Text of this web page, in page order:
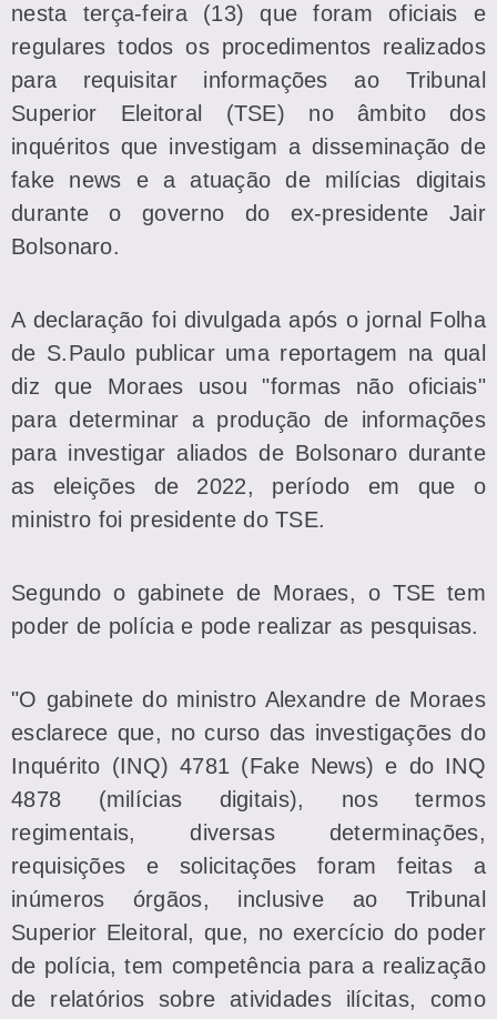
nesta terça-feira (13) que foram oficiais e
regulares todos os procedimentos realizados
para requisitar informações ao Tribunal
Superior Eleitoral (TSE) no âmbito dos
inquéritos que investigam a disseminação de
fake news e a atuação de milícias digitais
durante o governo do ex-presidente Jair
Bolsonaro.
A declaração foi divulgada após o jornal Folha
de S.Paulo publicar uma reportagem na qual
diz que Moraes usou "formas não oficiais"
para determinar a produção de informações
para investigar aliados de Bolsonaro durante
as eleições de 2022, período em que o
ministro foi presidente do TSE.
Segundo o gabinete de Moraes, o TSE tem
poder de polícia e pode realizar as pesquisas.
"O gabinete do ministro Alexandre de Moraes
esclarece que, no curso das investigações do
Inquérito (INQ) 4781 (Fake News) e do INQ
4878 (milícias digitais), nos termos
regimentais, diversas determinações,
requisições e solicitações foram feitas a
inúmeros órgãos, inclusive ao Tribunal
Superior Eleitoral, que, no exercício do poder
de polícia, tem competência para a realização
de relatórios sobre atividades ilícitas, como